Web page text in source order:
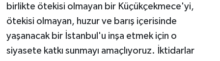
birlikte ötekisi olmayan bir Küçükçekmece'yi,
ötekisi olmayan, huzur ve barış içerisinde
yaşanacak bir İstanbul'u inşa etmek için o
siyasete katkı sunmayı amaçlıyoruz. İktidarlar